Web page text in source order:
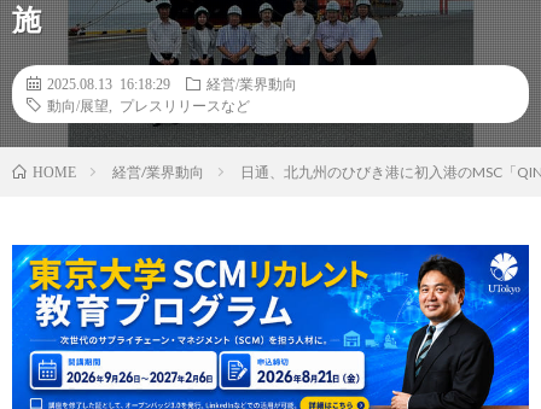
施
2025.08.13 16:18:29
経営/業界動向
動向/展望
プレスリリースなど
HOME 経営/業界動向 日通、北九州のひびき港に初入港のMSC「